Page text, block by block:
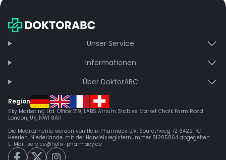
Unser Service
Informationen
Über DoktorABC
Region
Sky Marketing Ltd. Office 219, LABS Atrium Stables Market Chalk Farm Road
London, UK, NW1 8AH
Die Medikamente werden von Helix Pharmacy B.V, Sourethweg 7Z 6422 PC
Heerlen, Niederlande, mit der Handelsregisternummer 81205864 abgegeben.
E-Mail: service@helix-pharmacy.de